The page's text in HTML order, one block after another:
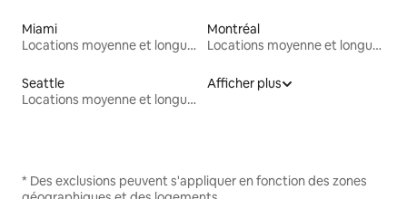
Miami
Locations moyenne et longue durée
Montréal
Locations moyenne et longue durée
Seattle
Locations moyenne et longue durée
Afficher plus
* Des exclusions peuvent s'appliquer en fonction des zones